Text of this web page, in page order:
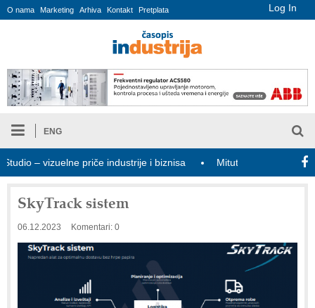
Log In
O nama Marketing Arhiva Kontakt Pretplata
ENG
– vizuelne priče industrije i biznisa Mitutoyo Crysta-Apex V
SkyTrack sistem
06.12.2023 Komentari: 0